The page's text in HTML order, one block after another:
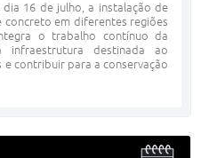
16 de julho, a instalação de
concreto em diferentes regiões
o trabalho contínuo da
destinada ao
contribuir para a conservação